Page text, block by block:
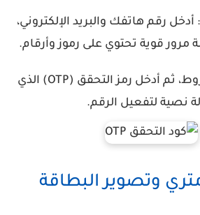
أدخل رقم هاتفك والبريد الإلكتروني،
مرور قوية تحتوي على رموز وأرقام.
وافق على الشروط، ثم أدخل رمز التحقق (OTP) الذي
لتفعيل الرقم.
وتصوير البطاقة